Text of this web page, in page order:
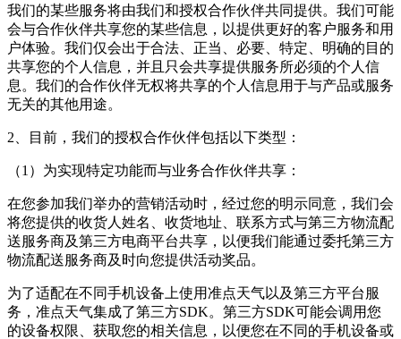
我们的某些服务将由我们和授权合作伙伴共同提供。我们可能
会与合作伙伴共享您的某些信息，以提供更好的客户服务和用
户体验。我们仅会出于合法、正当、必要、特定、明确的目的
共享您的个人信息，并且只会共享提供服务所必须的个人信
息。我们的合作伙伴无权将共享的个人信息用于与产品或服务
无关的其他用途。
2、目前，我们的授权合作伙伴包括以下类型：
（1）为实现特定功能而与业务合作伙伴共享：
在您参加我们举办的营销活动时，经过您的明示同意，我们会
将您提供的收货人姓名、收货地址、联系方式与第三方物流配
送服务商及第三方电商平台共享，以便我们能通过委托第三方
物流配送服务商及时向您提供活动奖品。
为了适配在不同手机设备上使用准点天气以及第三方平台服
务，准点天气集成了第三方SDK。第三方SDK可能会调用您
的设备权限、获取您的相关信息，以便您在不同的手机设备或